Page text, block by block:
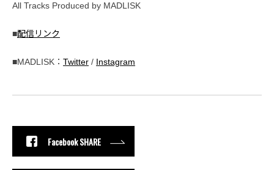
All Tracks Produced by MADLISK
■配信リンク
■MADLISK： Twitter / Instagram
Facebook SHARE